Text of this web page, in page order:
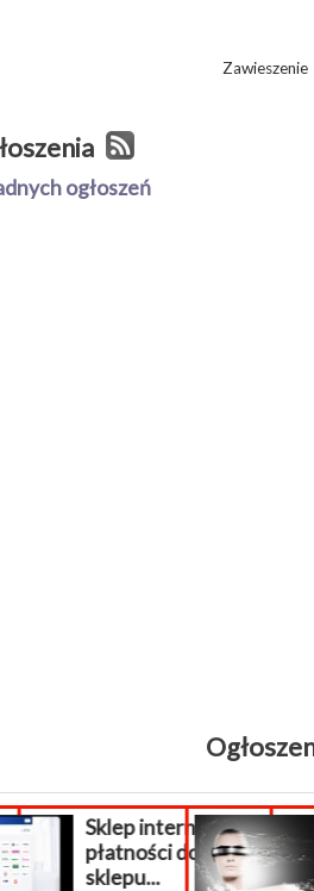
Zawieszenie
ogłoszeń
Sklep internetowy
płatności do
sklepu...